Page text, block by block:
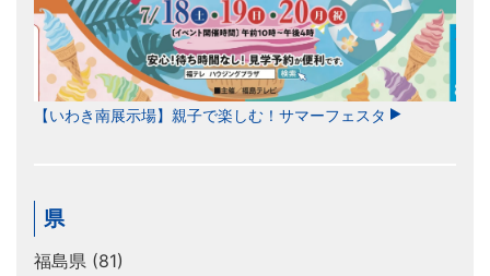
【いわき南展示場】親子で楽しむ！サマーフェスタ
県
福島県 (81)